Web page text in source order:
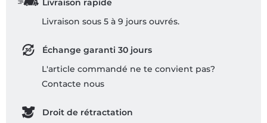
Livraison rapide
Livraison sous 5 à 9 jours ouvrés.
Échange garanti 30 jours
L'article commandé ne te convient pas?
Contacte nous
Droit de rétractation